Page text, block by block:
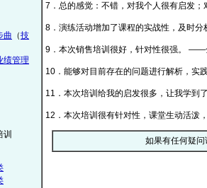
曲 （技
绩管理
训
7．总的感觉：不错，对我个人很有启发
8．演练活动增加了课程的实战性，及时
9．本次销售培训很好，针对性很强。 ——
10．能够对目前存在的问题进行解析，
11．本次培训给我的启发很多，让我学
12．本次培训很有针对性，课堂生动活泼
如果有任何疑问